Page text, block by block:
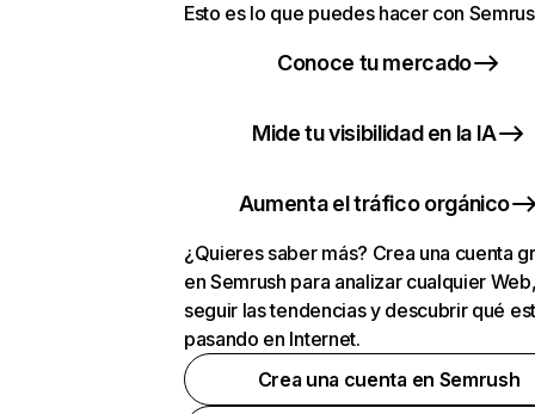
Esto es lo que puedes hacer con
Conoce tu mercado
Mide tu visibilidad en la IA
Aumenta el tráfico orgánico
¿Quieres saber más? Crea una cuenta
en Semrush para analizar cualquier
seguir las tendencias y descubrir qué
pasando en Internet.
Crea una cuenta en Semrush